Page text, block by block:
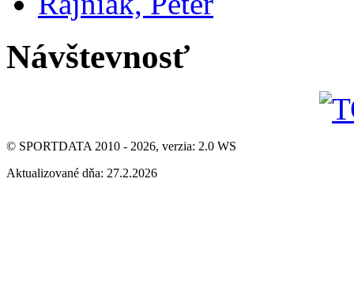
Návštevnosť
© SPORTDATA 2010 - 2026, verzia: 2.0 WS
Aktualizované dňa: 27.2.2026